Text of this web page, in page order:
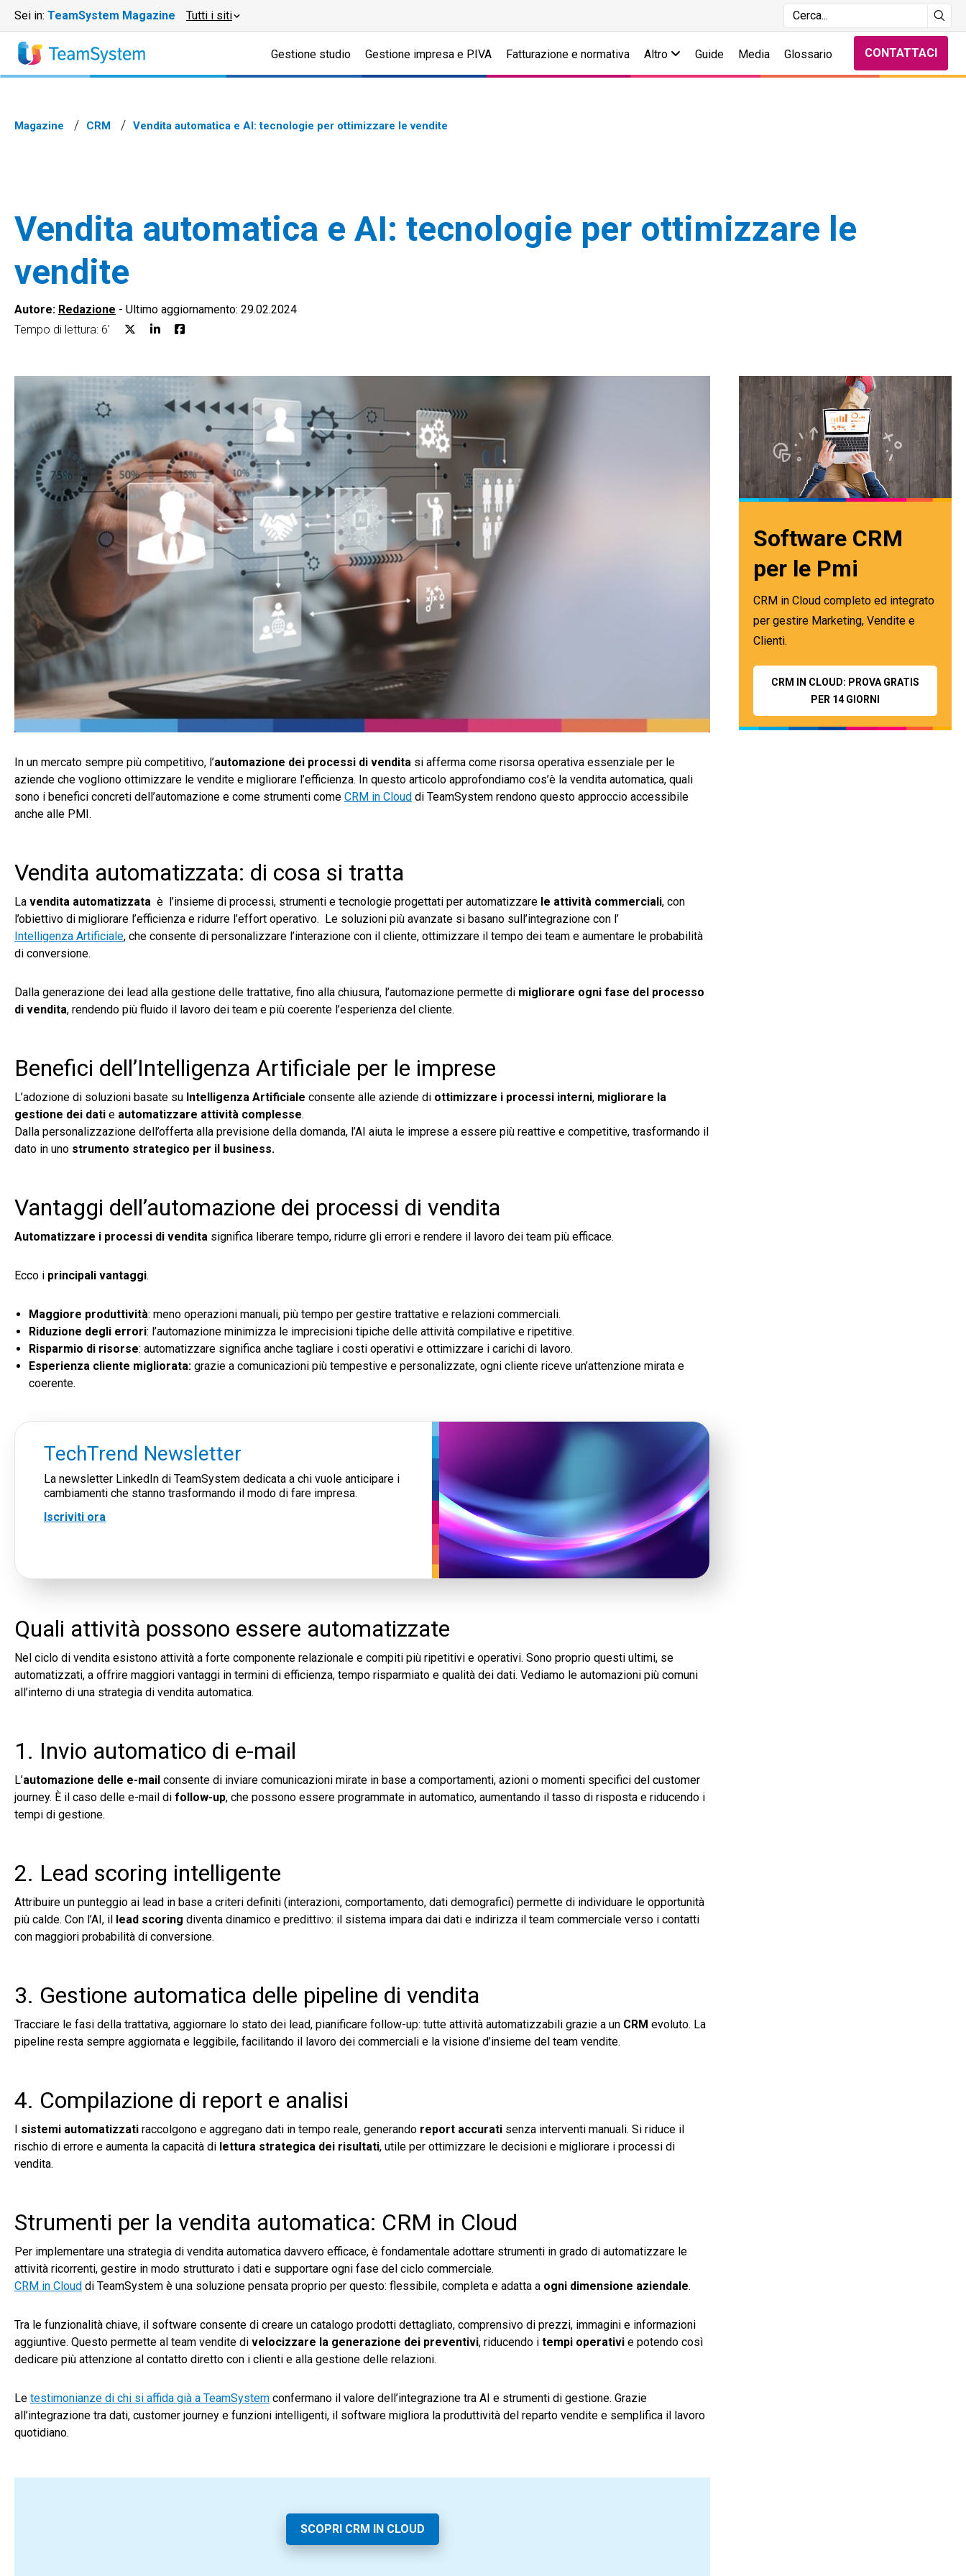
Sei in: TeamSystem Magazine Tutti i siti
Gestione studio Gestione impresa e P.IVA Fatturazione e normativa Altro Guide Media Glossario CONTATTACI
Magazine CRM Vendita automatica e AI: tecnologie per ottimizzare le vendite
Vendita automatica e AI: tecnologie per ottimizzare le
vendite
Autore: Redazione - Ultimo aggiornamento: 29.02.2024
Tempo di lettura: 6'
In un mercato sempre più competitivo, l’automazione dei processi di vendita si afferma come risorsa operativa essenziale per le
aziende che vogliono ottimizzare le vendite e migliorare l’efficienza. In questo articolo approfondiamo cos’è la vendita automatica, quali
sono i benefici concreti dell’automazione e come strumenti come CRM in Cloud di TeamSystem rendono questo approccio accessibile
anche alle PMI.
Vendita automatizzata: di cosa si tratta
La vendita automatizzata è l’insieme di processi, strumenti e tecnologie progettati per automatizzare le attività commerciali, con
l’obiettivo di migliorare l’efficienza e ridurre l’effort operativo. Le soluzioni più avanzate si basano sull’integrazione con l’
Intelligenza Artificiale, che consente di personalizzare l’interazione con il cliente, ottimizzare il tempo dei team e aumentare le probabilità
di conversione.
Dalla generazione dei lead alla gestione delle trattative, fino alla chiusura, l’automazione permette di migliorare ogni fase del processo
di vendita, rendendo più fluido il lavoro dei team e più coerente l’esperienza del cliente.
Benefici dell’Intelligenza Artificiale per le imprese
L’adozione di soluzioni basate su Intelligenza Artificiale consente alle aziende di ottimizzare i processi interni, migliorare la
gestione dei dati e automatizzare attività complesse.
Dalla personalizzazione dell’offerta alla previsione della domanda, l’AI aiuta le imprese a essere più reattive e competitive, trasformando il
dato in uno strumento strategico per il business.
Vantaggi dell’automazione dei processi di vendita
Automatizzare i processi di vendita significa liberare tempo, ridurre gli errori e rendere il lavoro dei team più efficace.
Ecco i principali vantaggi.
M aggiore produttività: meno operazioni manuali, più tempo per gestire trattative e relazioni commerciali.
Riduzione degli errori: l’automazione minimizza le imprecisioni tipiche delle attività compilative e ripetitive.
Risparmio di risorse: automatizzare significa anche tagliare i costi operativi e ottimizzare i carichi di lavoro.
Esperienza cliente migliorata: grazie a comunicazioni più tempestive e personalizzate, ogni cliente riceve un’attenzione mirata e
coerente.
TechTrend Newsletter
La newsletter LinkedIn di TeamSystem dedicata a chi vuole anticipare i
cambiamenti che stanno trasformando il modo di fare impresa.
Iscriviti ora
Quali attività possono essere automatizzate
Nel ciclo di vendita esistono attività a forte componente relazionale e compiti più ripetitivi e operativi. Sono proprio questi ultimi, se
automatizzati, a offrire maggiori vantaggi in termini di efficienza, tempo risparmiato e qualità dei dati. Vediamo le automazioni più comuni
all’interno di una strategia di vendita automatica.
1. Invio automatico di e-mail
L’automazione delle e-mail consente di inviare comunicazioni mirate in base a comportamenti, azioni o momenti specifici del customer
journey. È il caso delle e-mail di follow-up, che possono essere programmate in automatico, aumentando il tasso di risposta e riducendo i
tempi di gestione.
2. Lead scoring intelligente
Attribuire un punteggio ai lead in base a criteri definiti (interazioni, comportamento, dati demografici) permette di individuare le opportunità
più calde. Con l’AI, il
lead scoring diventa dinamico e predittivo: il sistema impara dai dati e indirizza il team commerciale verso i contatti
con maggiori probabilità di conversione.
3. Gestione automatica delle pipeline di vendita
Tracciare le fasi della trattativa, aggiornare lo stato dei lead, pianificare follow-up: tutte attività automatizzabili grazie a un CRM evoluto. La
pipeline resta sempre aggiornata e leggibile, facilitando il lavoro dei commerciali e la visione d’insieme del team vendite.
4. Compilazione di report e analisi
sistemi automatizzati raccolgono e aggregano dati in tempo reale, generando report accurati senza interventi manuali. Si riduce il
rischio di errore e aumenta la capacità di lettura strategica dei risultati, utile per ottimizzare le decisioni e migliorare i processi di
vendita.
Strumenti per la vendita automatica: CRM in Cloud
Per implementare una strategia di vendita automatica davvero efficace, è fondamentale adottare strumenti in grado di automatizzare le
attività ricorrenti, gestire in modo strutturato i dati e supportare ogni fase del ciclo commerciale.
CRM in Cloud di TeamSystem è una soluzione pensata proprio per questo: flessibile, completa e adatta a ogni dimensione aziendale.
Tra le funzionalità chiave, il software consente di creare un catalogo prodotti dettagliato, comprensivo di prezzi, immagini e informazioni
aggiuntive. Questo permette al team vendite di velocizzare la generazione dei preventivi, riducendo i tempi operativi e potendo così
dedicare più attenzione al contatto diretto con i clienti e alla gestione delle relazioni.
Le testimonianze di chi si affida già a TeamSystem confermano il valore dell’integrazione tra AI e strumenti di gestione. Grazie
all’integrazione tra dati, customer journey e funzioni intelligenti, il software migliora la produttività del reparto vendite e semplifica il lavoro
quotidiano.
SCOPRI CRM IN CLOUD
Software CRM
per le Pmi
CRM in Cloud completo ed integrato
per gestire Marketing, Vendite e
Clienti.
CRM IN CLOUD: PROVA GRATIS
PER 14 GIORNI